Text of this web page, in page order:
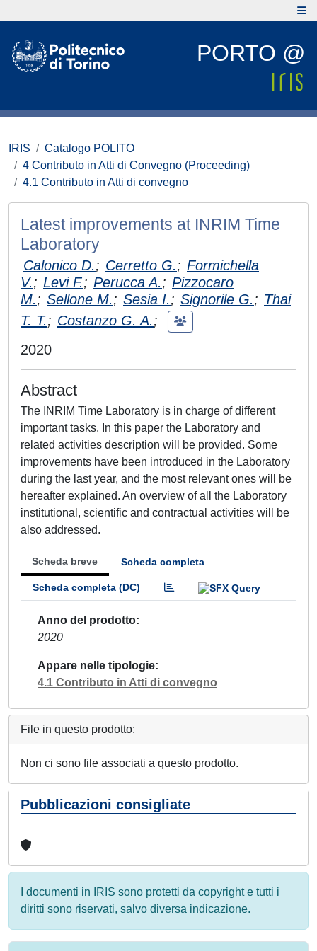
PORTO @
IRIS
Catalogo POLITO
4 Contributo in Atti di Convegno (Proceeding)
4.1 Contributo in Atti di convegno
Latest improvements at INRIM Time
Laboratory
Calonico D.; Cerretto G.; Formichella
V.; Levi F.; Perucca A.; Pizzocaro
M.; Sellone M.; Sesia I.; Signorile G.; Thai
T. T.; Costanzo G. A.;
2020
Abstract
The INRIM Time Laboratory is in charge of different
important tasks. In this paper the Laboratory and
related activities description will be provided. Some
improvements have been introduced in the Laboratory
during the last year, and the most relevant ones will be
hereafter explained. An overview of all the Laboratory
institutional, scientific and contractual activities will be
also addressed.
Scheda breve Scheda completa
Scheda completa (DC)
Anno del prodotto
2020
Appare nelle tipologie
4.1 Contributo in Atti di convegno
File in questo prodotto:
Non ci sono file associati a questo prodotto.
Pubblicazioni consigliate
I documenti in IRIS sono protetti da copyright e tutti i
diritti sono riservati, salvo diversa indicazione.